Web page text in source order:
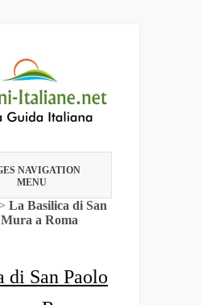
NAVIGATION
MENU
La Basilica di San
a Roma
di San Paolo